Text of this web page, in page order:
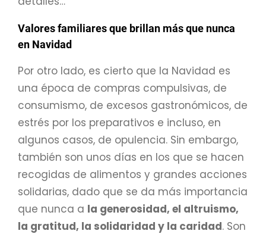
Valores familiares que brillan más que nunca
en Navidad
Por otro lado, es cierto que la Navidad es
una época de compras compulsivas, de
consumismo, de excesos gastronómicos, de
estrés por los preparativos e incluso, en
algunos casos, de opulencia. Sin embargo,
también son unos días en los que se hacen
recogidas de alimentos y grandes acciones
solidarias, dado que se da más importancia
que nunca a la generosidad, el altruismo,
la gratitud, la solidaridad y la caridad. Son